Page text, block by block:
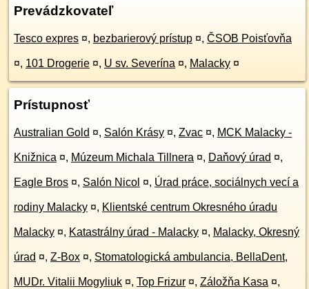
Prevádzkovateľ
Tesco expres ¤, bezbarierový prístup ¤, ČSOB Poisťovňa
¤, 101 Drogerie ¤, U sv. Severína ¤, Malacky ¤
Prístupnosť
Australian Gold ¤, Salón Krásy ¤, Zvac ¤, MCK Malacky -
Knižnica ¤, Múzeum Michala Tillnera ¤, Daňový úrad ¤,
Eagle Bros ¤, Salón Nicol ¤, Úrad práce, sociálnych vecí a
rodiny Malacky ¤, Klientské centrum Okresného úradu
Malacky ¤, Katastrálny úrad - Malacky ¤, Malacky, Okresný
úrad ¤, Z-Box ¤, Stomatologická ambulancia, BellaDent,
MUDr. Vitalii Mogyliuk ¤, Top Frizur ¤, Záložňa Kasa ¤,